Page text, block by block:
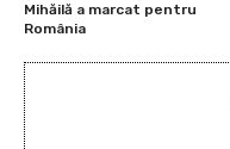
Mihăilă a marcat pentru
România